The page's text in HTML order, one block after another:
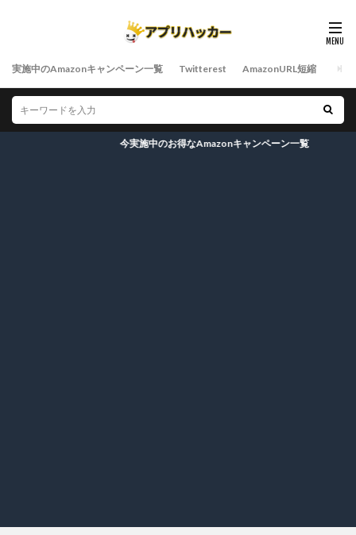
実施中のAmazonキャンペーン一覧 Twitterest AmazonURL短縮
今実施中のお得なAmazonキャンペーン一覧